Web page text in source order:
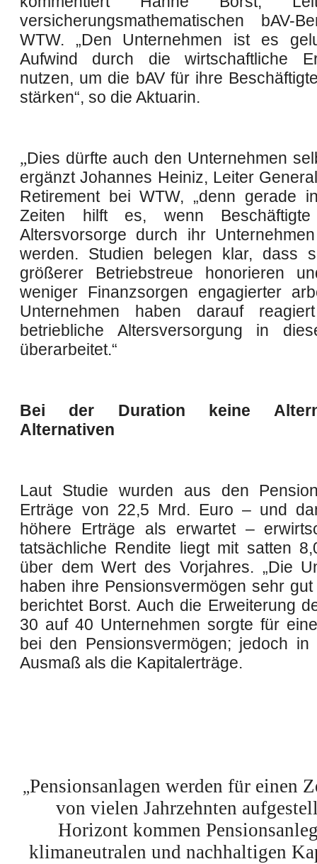
versicherungsmathematischen bAV-
WTW. „Den Unternehmen ist es
Aufwind durch die wirtschaftliche
nutzen, um die bAV für ihre
stärken“, so die Aktuarin.
„Dies dürfte auch den Unternehmen
ergänzt Johannes Heiniz, Leiter
Retirement bei WTW, „denn gerade
Zeiten hilft es, wenn
Altersvorsorge durch ihr
werden. Studien belegen klar, dass
größerer Betriebstreue honorieren
weniger Finanzsorgen engagierter
Unternehmen haben darauf
betriebliche Altersversorgung in
überarbeitet.“
Bei der Duration keine
Alternativen
Laut Studie wurden aus den
Erträge von 22,5 Mrd. Euro – und
höhere Erträge als erwartet –
tatsächliche Rendite liegt mit satten
über dem Wert des Vorjahres. „Die
haben ihre Pensionsvermögen sehr gut
berichtet Borst. Auch die Erweiterung
30 auf 40 Unternehmen sorgte für
bei den Pensionsvermögen; jedoch in
Ausmaß als die Kapitalerträge.
„Pensionsanlagen werden für einen
von vielen Jahrzehnten
Horizont kommen
klimaneutralen und nachhaltigen